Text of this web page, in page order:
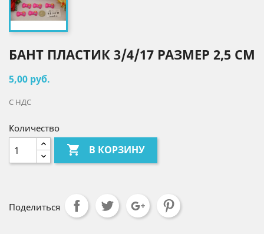
БАНТ ПЛАСТИК 3/4/17 РАЗМЕР 2,5 СМ
5,00 руб.
С НДС
Количество
 В КОРЗИНУ
Поделиться